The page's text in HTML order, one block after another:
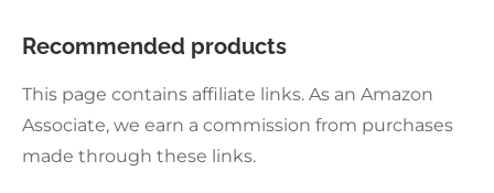
Recommended products
This page contains affiliate links. As an Amazon
Associate, we earn a commission from purchases
made through these links.